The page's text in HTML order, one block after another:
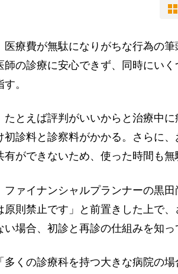
医療費が無駄になりがちな行為の
師の診療に安心できず、同時にい
す。
たとえば評判がいいからと治療中
初診料と診察料がかかる。さらに
有ができないため、使った時間も無
ファイナンシャルプランナーの黒
原則禁止です」と前置きした上で
い場合、初診と再診の仕組みを知っ
「多くの診療科を持つ大きな病院の